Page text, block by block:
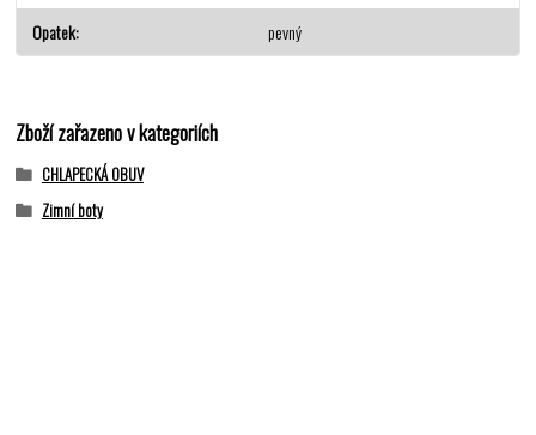
Opatek
pevný
Zboží zařazeno v kategoriích
CHLAPECKÁ OBUV
Zimní boty